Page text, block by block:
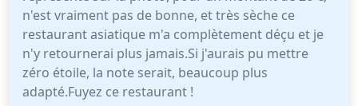
n'est vraiment pas de bonne, et très sèche ce
restaurant asiatique m'a complètement déçu et je
n'y retournerai plus jamais.Si j'aurais pu mettre
zéro étoile, la note serait, beaucoup plus
adapté.Fuyez ce restaurant !